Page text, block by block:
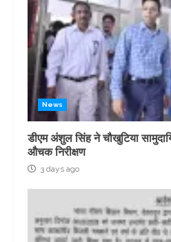
News
डीएम अंशुल सिंह ने चौखुटिया
औचक निरीक्षण
3 days ago